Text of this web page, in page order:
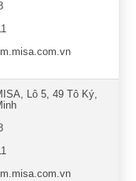
Lô 5, 49 Tô Ký,